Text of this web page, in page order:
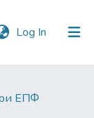
Log In (current)
ЕПФ